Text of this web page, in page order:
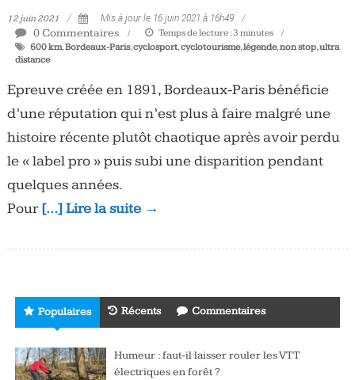
12 juin 2021 Mis à jour le 16 juin 2021 à 16h49
0 Commentaires Temps de lecture :3 minutes
600 km,Bordeaux-Paris,cyclosport,cyclotourisme,légende,non stop,ultra
distance
Epreuve créée en 1891, Bordeaux-Paris bénéficie
d’une réputation qui n’est plus à faire malgré une
histoire récente plutôt chaotique après avoir perdu
le « label pro » puis subi une disparition pendant
quelques années.
Pour[…] Lire la suite →
Populaires Récents Commentaires
Humeur : faut-il laisser rouler les VTT
électriques en forêt ?